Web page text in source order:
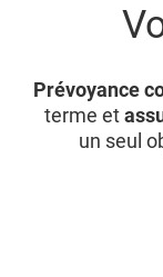
Prévoyance
terme et
un seul